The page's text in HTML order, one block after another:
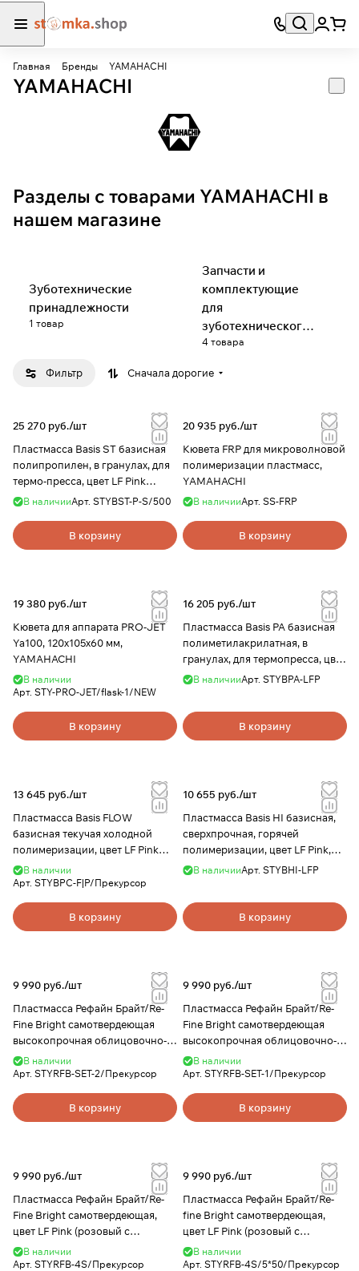
Главная Бренды YAMAHACHI
YAMAHACHI
Разделы с товарами YAMAHACHI в
нашем магазине
Зуботехнические
принадлежности
1 товар
Запчасти и
комплектующие
для
зуботехнического
оборудования
4 товара
Фильтр Сначала дорогие
25 270 руб./шт
Пластмасса Basis ST базисная
полипропилен, в гранулах, для
термо-пресса, цвет LF Pink
(розовый с прожилками), 500 г,
В наличииАрт. STYBST-P-S/500
В корзину
20 935 руб./шт
Кювета FRP для микроволновой
полимеризации пластмасс,
YAMAHACHI
В наличииАрт. SS-FRP
В корзину
19 380 руб./шт
Кювета для аппарата PRO-JET
Ya100, 120х105х60 мм,
YAMAHACHI
В наличии
Арт. STY-PRO-JET/flask-1/NEW
В корзину
16 205 руб./шт
Пластмасса Basis PA базисная
полиметилакрилатная, в
гранулах, для термопресса, цвет
LF Pink (розовый с прожилками),
В наличииАрт. STYBPA-LFP
В корзину
13 645 руб./шт
Пластмасса Basis FLOW
базисная текучая холодной
полимеризации, цвет LF Pink
(розовый с прожилками), набор
650г + 500мл, YAMAHACHI
В наличии
Арт. STYBPC-F|P/Прекурсор
В корзину
10 655 руб./шт
Пластмасса Basis HI базисная,
сверхпрочная, горячей
полимеризации, цвет LF Pink,
1000г, YAMAHACHI
В наличииАрт. STYBHI-LFP
В корзину
9 990 руб./шт
Пластмасса Рефайн Брайт/Re-
Fine Bright самотвердеющая
высокопрочная облицовочно-
моделировочная, цвет
A2/A3/A3.5/Clear/LFPink, 5х50г +
В наличии
Арт. STYRFB-SET-2/Прекурсор
В корзину
9 990 руб./шт
Пластмасса Рефайн Брайт/Re-
Fine Bright самотвердеющая
высокопрочная облицовочно-
моделировочная, цвет
A2/A3/A3/A3.5/LF Pink, 5х50г +
В наличии
Арт. STYRFB-SET-1/Прекурсор
В корзину
9 990 руб./шт
Пластмасса Рефайн Брайт/Re-
Fine Bright самотвердеющая,
цвет LF Pink (розовый с
прожилками), набор 250г +
260мл, YAMAHACHI
В наличии
Арт. STYRFB-4S/Прекурсор
9 990 руб./шт
Пластмасса Рефайн Брайт/Re-
fine Bright самотвердеющая,
цвет LF Pink (розовый с
прожилками), набор 5х50г +
260мл, YAMAHACHI
В наличии
Арт. STYRFB-4S/5*50/Прекурсор